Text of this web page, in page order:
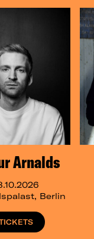
Arnalds
Berlin